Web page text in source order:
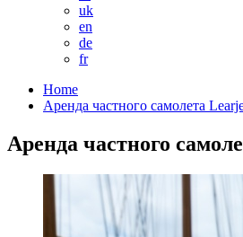
uk
en
de
fr
Home
Аренда частного самолета
Аренда частного